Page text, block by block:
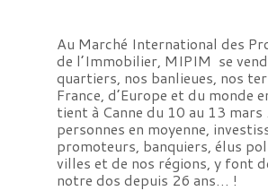
Au Marché International des
de l’Immobilier, MIPIM se
quartiers, nos banlieues, nos
France, d’Europe et du monde
tient à Canne du 10 au 13
personnes en moyenne,
promoteurs, banquiers, élus
villes et de nos régions, y font
notre dos depuis 26 ans… !